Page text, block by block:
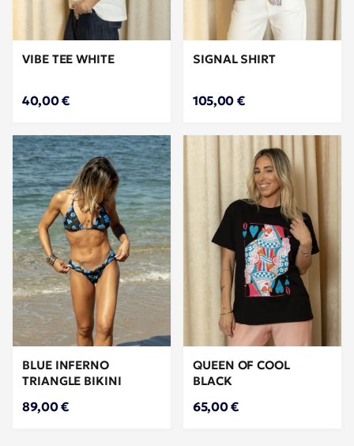
VIBE TEE WHITE
40,00 €
SIGNAL SHIRT
105,00 €
BLUE INFERNO
TRIANGLE BIKINI
89,00 €
QUEEN OF COOL
BLACK
65,00 €